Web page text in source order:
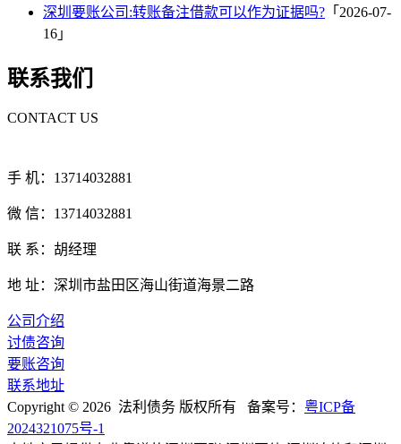
深圳要账公司:转账备注借款可以作为证据吗? 「2026-07-
16」
联系我们
CONTACT US
手 机：13714032881
微 信：13714032881
联 系：胡经理
地 址：深圳市盐田区海山街道海景二路
公司介绍
讨债咨询
要账咨询
联系地址
Copyright © 2026 法利债务 版权所有 备案号： 粤ICP备
2024321075号-1